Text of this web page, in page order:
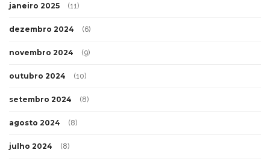
janeiro 2025 (11)
dezembro 2024 (6)
novembro 2024 (9)
outubro 2024 (10)
setembro 2024 (8)
agosto 2024 (8)
julho 2024 (8)